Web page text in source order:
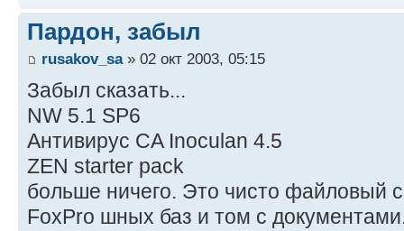
Пардон, забыл
rusakov_sa» 02 окт 2003, 05:15
Забыл сказать...
NW 5.1 SP6
Антивирус CA Inoculan 4.5
ZEN starter pack
больше ничего. Это чисто файловый
FoxPro шных баз и том с